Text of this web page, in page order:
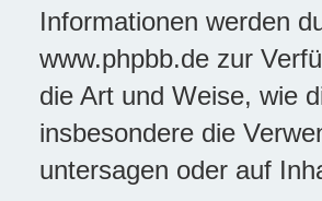
Informationen werden
www.phpbb.de zur
die Art und Weise, wie
insbesondere die
untersagen oder auf